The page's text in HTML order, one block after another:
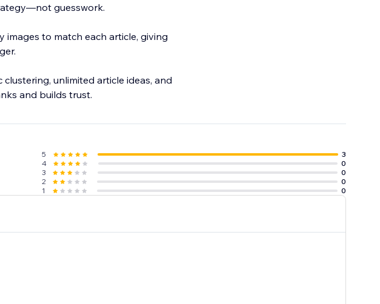
guesswork.
to match each article, giving
unlimited article ideas, and
and builds trust.
5
3
4
0
3
0
2
0
1
0